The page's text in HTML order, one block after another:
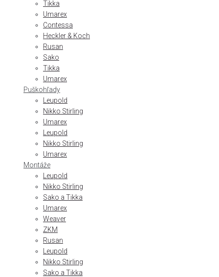
Tikka
Umarex
Contessa
Heckler & Koch
Rusan
Sako
Tikka
Umarex
Puškohľady
Leupold
Nikko Stirling
Umarex
Leupold
Nikko Stirling
Umarex
Montáže
Leupold
Nikko Stirling
Sako a Tikka
Umarex
Weaver
ZKM
Rusan
Leupold
Nikko Stirling
Sako a Tikka